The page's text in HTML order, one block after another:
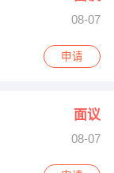
08-07
申请
面议
08-07